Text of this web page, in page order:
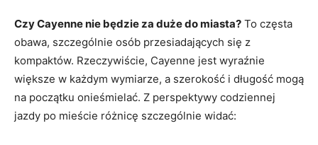
Czy Cayenne nie będzie za duże do miasta? To częsta
obawa, szczególnie osób przesiadających się z
kompaktów. Rzeczywiście, Cayenne jest wyraźnie
większe w każdym wymiarze, a szerokość i długość mogą
na początku onieśmielać. Z perspektywy codziennej
jazdy po mieście różnicę szczególnie widać: